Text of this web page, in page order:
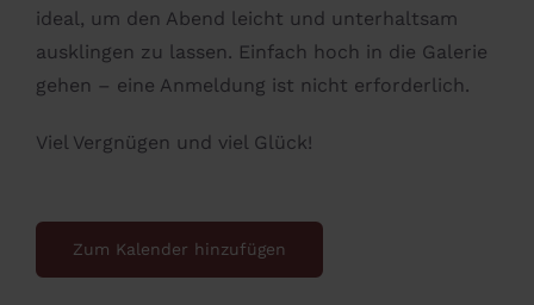
ideal, um den Abend leicht und unterhaltsam
ausklingen zu lassen. Einfach hoch in die Galerie
gehen – eine Anmeldung ist nicht erforderlich.
Viel Vergnügen und viel Glück!
Zum Kalender hinzufügen